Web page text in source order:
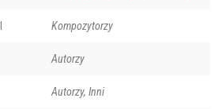
Kompozytorzy
Autorzy
Autorzy, Inni